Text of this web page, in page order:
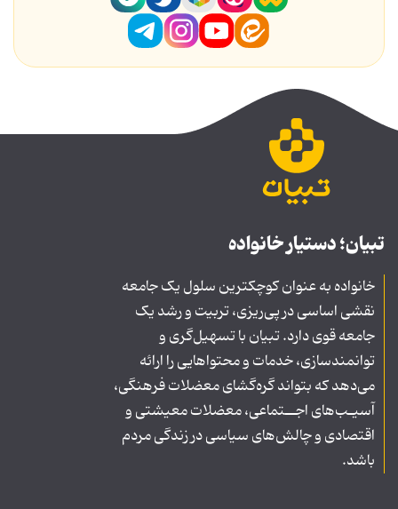
تبیان؛ دستیار خانواده
خانواده به عنوان کوچکترین سلول یک جامعه
نقشی اساسی در پی‌ریزی، تربیت و رشد یک
جامعه قوی دارد. تبیان با تسهیل‌گری و
توانمندسازی، خدمات و محتواهایی را ارائه
می‌دهد که بتواند گره‌گشای معضلات فرهنگی،
آسیـب‌های اجــتماعی، معضلات معیشتی و
اقتصادی و چالش‌های سیاسی در زندگی مردم
باشد.